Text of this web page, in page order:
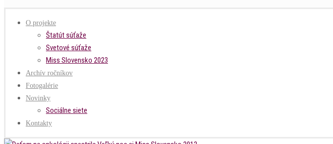
O projekte
Štatút súťaže
Svetové súťaže
Miss Slovensko 2023
Archív ročníkov
Fotogalérie
Novinky
Sociálne siete
Kontakty